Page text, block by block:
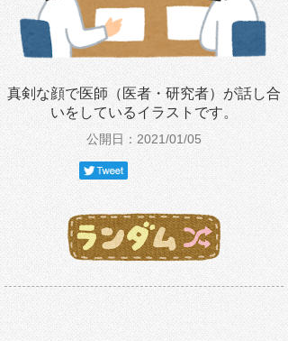
真剣な顔で医師（医者・研究者）が話し合
いをしているイラストです。
公開日：2021/01/05